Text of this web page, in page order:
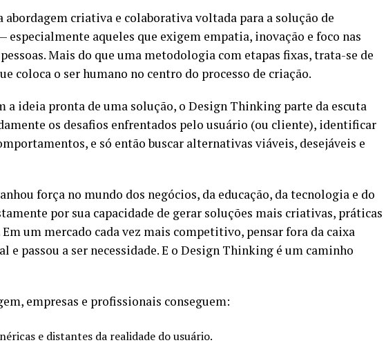
criativa e colaborativa voltada para a solução de
especialmente aqueles que exigem empatia, inovação e foco nas
Mais do que uma metodologia com etapas fixas, trata-se de
coloca o ser humano no centro do processo de criação.
a ideia pronta de uma solução, o Design Thinking parte da escuta
os desafios enfrentados pelo usuário (ou cliente), identificar
e só então buscar alternativas viáveis, desejáveis e
força no mundo dos negócios, da educação, da tecnologia e do
por sua capacidade de gerar soluções mais criativas, práticas
um mercado cada vez mais competitivo, pensar fora da caixa
e passou a ser necessidade. E o Design Thinking é um caminho
empresas e profissionais conseguem:
e distantes da realidade do usuário.